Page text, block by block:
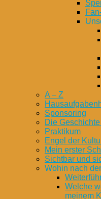
A – Z
Sponsoring
Die
Praktikum
Engel der
Mein erster
Sichtbar und
Wohin nach
Welche
meinem